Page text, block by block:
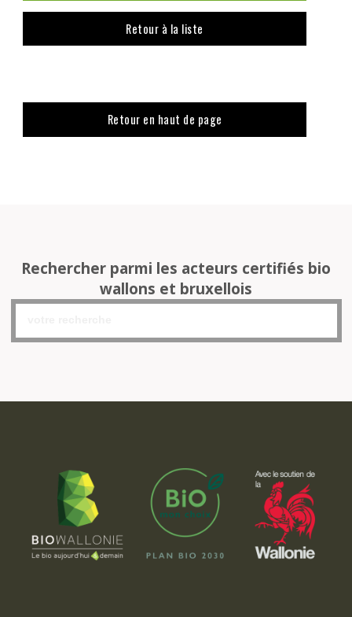
Retour à la liste
Retour en haut de page
Rechercher parmi les acteurs certifiés bio
wallons et bruxellois